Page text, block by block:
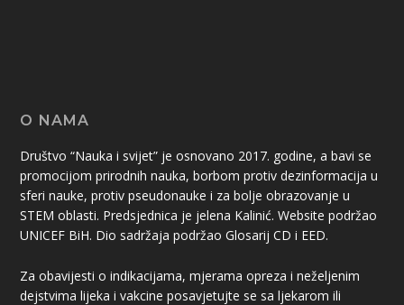
O NAMA
Društvo “Nauka i svijet” je osnovano 2017. godine, a bavi se
promocijom prirodnih nauka, borbom protiv dezinformacija u
sferi nauke, protiv pseudonauke i za bolje obrazovanje u
STEM oblasti. Predsjednica je jelena Kalinić. Website podržao
UNICEF BiH. Dio sadržaja podržao Glosarij CD i EED.
Za obavijesti o indikacijama, mjerama opreza i neželjenim
dejstvima lijeka i vakcine posavjetujte se sa ljekarom ili